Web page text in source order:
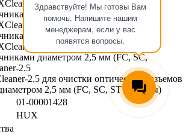
Здравствуйте! Мы готовы Вам
помочь. Напишите нашим
менеджерам, если у вас
появятся вопросы.
2.5
2.5 для очистки оптических разъемов
2,5 мм (FC, SC, ST разъемы)
01-00001428
HUX